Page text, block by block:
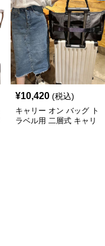
¥10,420 (税込)
キャリー オン バッグ ト
ラベル用 二層式 キャリ